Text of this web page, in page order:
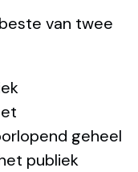
van twee
geheel
publiek